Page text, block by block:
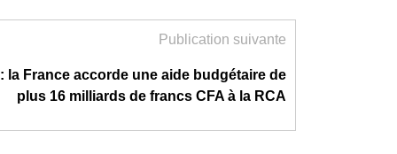
Publication suivante
la France accorde une aide budgétaire de
plus 16 milliards de francs CFA à la RCA